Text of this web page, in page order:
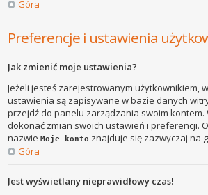
Góra
Preferencje i ustawienia
Jak zmienić moje ustawienia?
Jeżeli jesteś zarejestrowanym użytkownikiem,
ustawienia są zapisywane w bazie danych
przejdź do panelu zarządzania swoim kontem.
dokonać zmian swoich ustawień i preferencji.
nazwieMoje konto znajduje się zazwyczaj na
Góra
Jest wyświetlany nieprawidłowy czas!